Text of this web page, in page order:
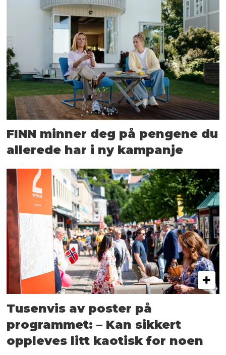
FINN minner deg på pengene du
allerede har i ny kampanje
Tusenvis av poster på
programmet: – Kan sikkert
oppleves litt kaotisk for noen